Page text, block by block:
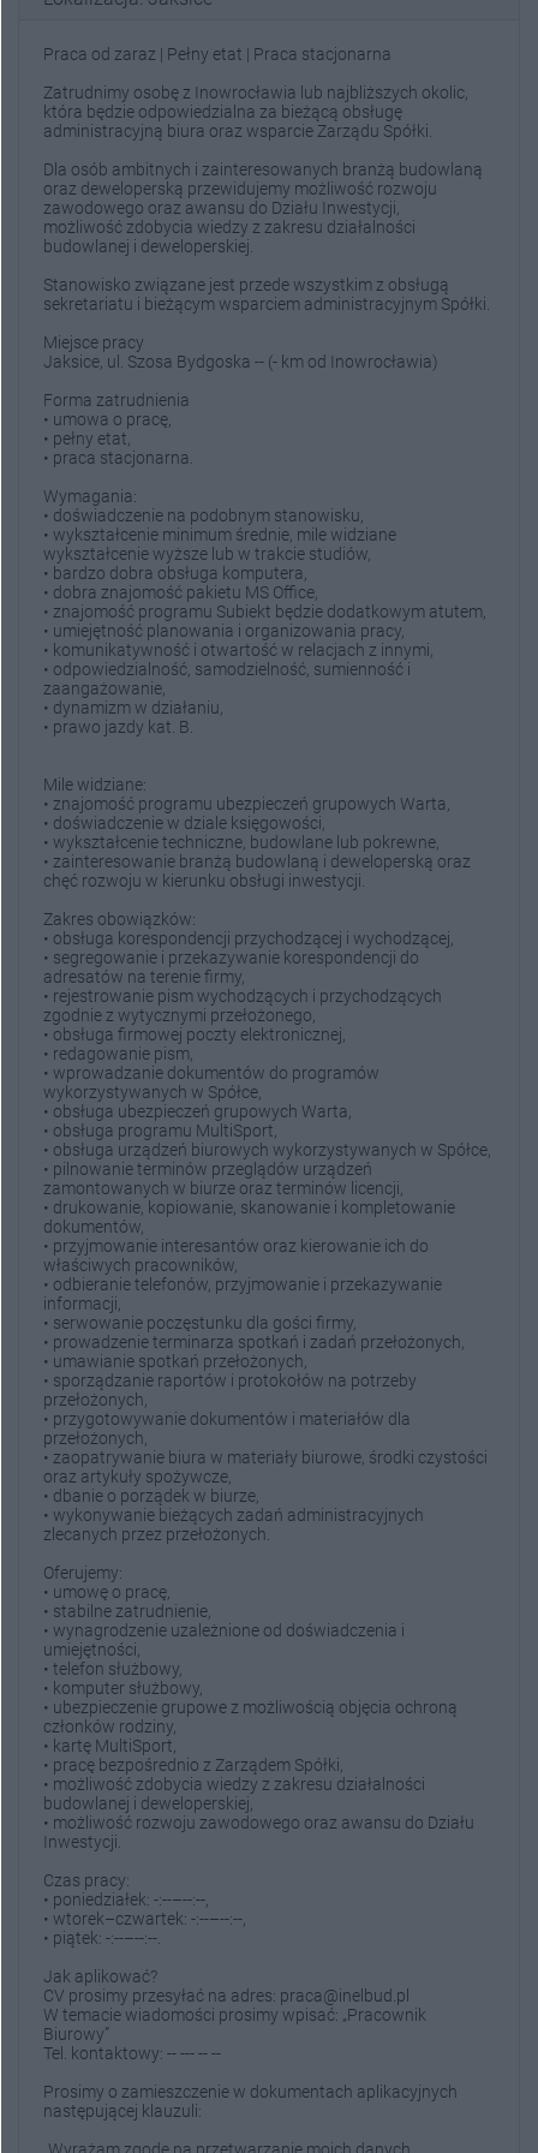
Praca od zaraz | Pełny etat | Praca stacjonarna
Zatrudnimy osobę z Inowrocławia lub najbliższych okolic,
która będzie odpowiedzialna za bieżącą obsługę
administracyjną biura oraz wsparcie Zarządu Spółki.
Dla osób ambitnych i zainteresowanych branżą budowlaną
oraz deweloperską przewidujemy możliwość rozwoju
zawodowego oraz awansu do Działu Inwestycji,
możliwość zdobycia wiedzy z zakresu działalności
budowlanej i deweloperskiej.
Stanowisko związane jest przede wszystkim z obsługą
sekretariatu i bieżącym wsparciem administracyjnym Spółki.
Miejsce pracy
Jaksice, ul. Szosa Bydgoska -- (- km od Inowrocławia)
Forma zatrudnienia
• umowa o pracę,
• pełny etat,
• praca stacjonarna.
Wymagania:
• doświadczenie na podobnym stanowisku,
• wykształcenie minimum średnie, mile widziane
wykształcenie wyższe lub w trakcie studiów,
• bardzo dobra obsługa komputera,
• dobra znajomość pakietu MS Office,
• znajomość programu Subiekt będzie dodatkowym atutem,
• umiejętność planowania i organizowania pracy,
• komunikatywność i otwartość w relacjach z innymi,
• odpowiedzialność, samodzielność, sumienność i
zaangażowanie,
• dynamizm w działaniu,
• prawo jazdy kat. B.
Mile widziane:
• znajomość programu ubezpieczeń grupowych Warta,
• doświadczenie w dziale księgowości,
• wykształcenie techniczne, budowlane lub pokrewne,
• zainteresowanie branżą budowlaną i deweloperską oraz
chęć rozwoju w kierunku obsługi inwestycji.
Zakres obowiązków:
• obsługa korespondencji przychodzącej i wychodzącej,
• segregowanie i przekazywanie korespondencji do
adresatów na terenie firmy,
• rejestrowanie pism wychodzących i przychodzących
zgodnie z wytycznymi przełożonego,
• obsługa firmowej poczty elektronicznej,
• redagowanie pism,
• wprowadzanie dokumentów do programów
wykorzystywanych w Spółce,
• obsługa ubezpieczeń grupowych Warta,
• obsługa programu MultiSport,
• obsługa urządzeń biurowych wykorzystywanych w Spółce,
• pilnowanie terminów przeglądów urządzeń
zamontowanych w biurze oraz terminów licencji,
• drukowanie, kopiowanie, skanowanie i kompletowanie
dokumentów,
• przyjmowanie interesantów oraz kierowanie ich do
właściwych pracowników,
• odbieranie telefonów, przyjmowanie i przekazywanie
informacji,
• serwowanie poczęstunku dla gości firmy,
• prowadzenie terminarza spotkań i zadań przełożonych,
• umawianie spotkań przełożonych,
• sporządzanie raportów i protokołów na potrzeby
przełożonych,
• przygotowywanie dokumentów i materiałów dla
przełożonych,
• zaopatrywanie biura w materiały biurowe, środki czystości
oraz artykuły spożywcze,
• dbanie o porządek w biurze,
• wykonywanie bieżących zadań administracyjnych
zlecanych przez przełożonych.
Oferujemy:
• umowę o pracę,
• stabilne zatrudnienie,
• wynagrodzenie uzależnione od doświadczenia i
umiejętności,
• telefon służbowy,
• komputer służbowy,
• ubezpieczenie grupowe z możliwością objęcia ochroną
członków rodziny,
• kartę MultiSport,
• pracę bezpośrednio z Zarządem Spółki,
• możliwość zdobycia wiedzy z zakresu działalności
budowlanej i deweloperskiej,
• możliwość rozwoju zawodowego oraz awansu do Działu
Inwestycji.
Czas pracy:
• poniedziałek: -:--–--:--,
• wtorek–czwartek: -:--–--:--,
• piątek: -:--–--:--.
Jak aplikować?
CV prosimy przesyłać na adres: praca@inelbud.pl
W temacie wiadomości prosimy wpisać: „Pracownik
Biurowy”
Tel. kontaktowy: -- --- -- --
Prosimy o zamieszczenie w dokumentach aplikacyjnych
następującej klauzuli:
„Wyrażam zgodę na przetwarzanie moich danych